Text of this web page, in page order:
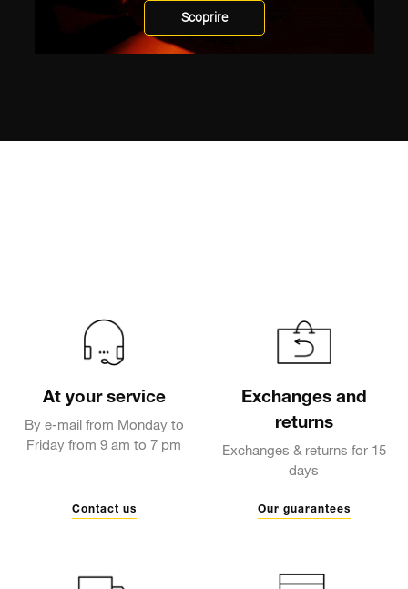
Scoprire
At your service
By e-mail from Monday to
Friday from 9 am to 7 pm
Contact us
Exchanges and
returns
Exchanges & returns for 15
days
Our guarantees